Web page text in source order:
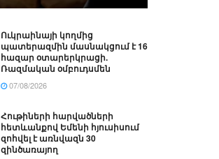
Ուկրաինայի կողմից
պատերազմին մասնակցում է 16
հազար օտարերկրացի.
Ռազմական օմբուդսմեն
07/08/2026
Հութիների հարվածների
հետևանքով Եմենի հյուսիսում
զոհվել է առնվազն 30
զինծառայող